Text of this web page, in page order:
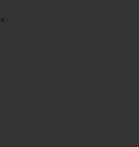
CORDILLERA ビキニトップ